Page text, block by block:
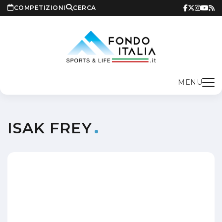
COMPETIZIONI CERCA
MENU
ISAK FREY